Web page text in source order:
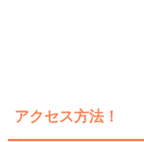
アクセス方法！